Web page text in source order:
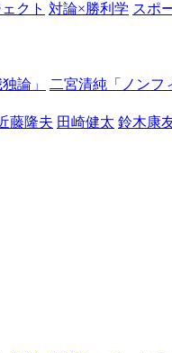
クト 対論×勝利学 スポ
論」 二宮清純「ノンフ
藤隆夫 田崎健太 鈴木康